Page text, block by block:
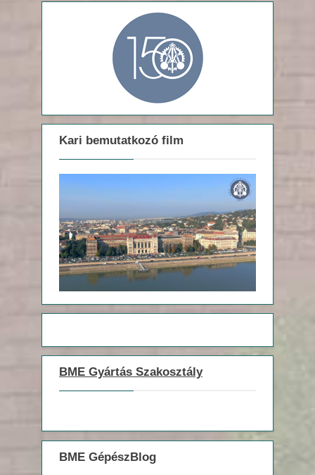
Kari bemutatkozó film
BME Gyártás Szakosztály
BME GépészBlog